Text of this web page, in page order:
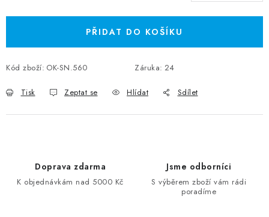
PŘIDAT DO KOŠÍKU
Kód zboží: OK-SN.560 Záruka: 24
Tisk Zeptat se Hlídat Sdílet
Doprava zdarma
K objednávkám nad 5000 Kč
Jsme odborníci
S výběrem zboží vám rádi
poradíme